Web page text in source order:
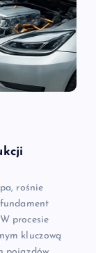
rośnie
procesie
kluczową